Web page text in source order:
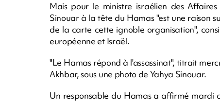
Mais pour le ministre israélien des
Sinouar à la tête du Hamas "est une raison
de la carte cette ignoble organisation",
européenne et Israël.
"Le Hamas répond à l'assassinat", titrait
Akhbar, sous une photo de Yahya Sinouar.
Un responsable du Hamas a affirmé mardi